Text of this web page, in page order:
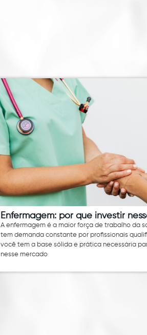
Enfermagem: por que investir
A enfermagem é a maior força de trabalho da
tem demanda constante por profissionais
você tem a base sólida e prática necessária
nesse mercado